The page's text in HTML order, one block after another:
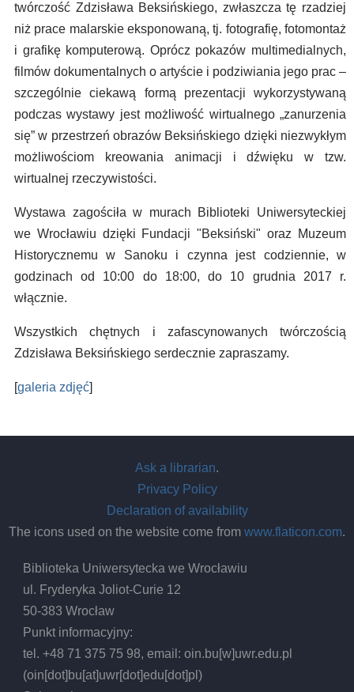
twórczość Zdzisława Beksińskiego, zwłaszcza tę rzadziej
niż prace malarskie eksponowaną, tj. fotografię, fotomontaż
i grafikę komputerową. Oprócz pokazów multimedialnych,
filmów dokumentalnych o artyście i podziwiania jego prac –
szczególnie ciekawą formą prezentacji wykorzystywaną
podczas wystawy jest możliwość wirtualnego „zanurzenia
się” w przestrzeń obrazów Beksińskiego dzięki niezwykłym
możliwościom kreowania animacji i dźwięku w tzw.
wirtualnej rzeczywistości.
Wystawa zagościła w murach Biblioteki Uniwersyteckiej
we Wrocławiu dzięki Fundacji "Beksiński" oraz Muzeum
Historycznemu w Sanoku i czynna jest codziennie, w
godzinach od 10:00 do 18:00, do 10 grudnia 2017 r.
włącznie.
Wszystkich chętnych i zafascynowanych twórczością
Zdzisława Beksińskiego serdecznie zapraszamy.
[galeria zdjęć]
Ask a librarian.
Privacy Policy
Declaration of availability
The icons used on the website come from www.flaticon.com.
Biblioteka Uniwersytecka we Wrocławiu
ul. Fryderyka Joliot-Curie 12
50-383 Wrocław
Punkt informacyjny:
tel. +48 71 375 75 98, email:oin.bu[w]uwr.edu.pl
(oin[dot]bu[at]uwr[dot]edu[dot]pl)